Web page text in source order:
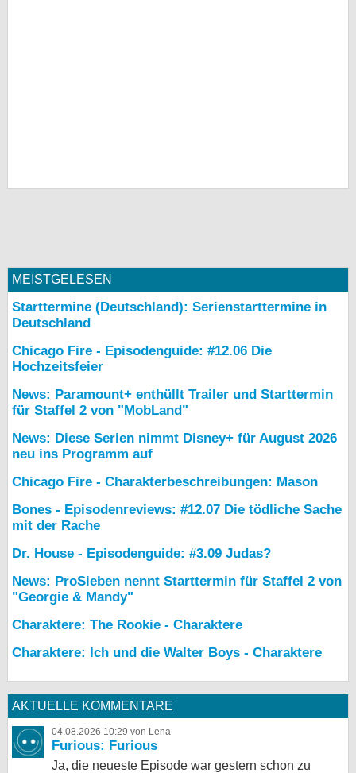
MEISTGELESEN
Starttermine (Deutschland): Serienstarttermine in
Deutschland
Chicago Fire - Episodenguide: #12.06 Die
Hochzeitsfeier
News: Paramount+ enthüllt Trailer und Starttermin
für Staffel 2 von "MobLand"
News: Diese Serien nimmt Disney+ für August 2026
neu ins Programm auf
Chicago Fire - Charakterbeschreibungen: Mason
Bones - Episodenreviews: #12.07 Die tödliche Sache
mit der Rache
Dr. House - Episodenguide: #3.09 Judas?
News: ProSieben nennt Starttermin für Staffel 2 von
"Georgie & Mandy"
Charaktere: The Rookie - Charaktere
Charaktere: Ich und die Walter Boys - Charaktere
AKTUELLE KOMMENTARE
04.08.2026 10:29 von Lena
Furious: Furious
Ja, die neueste Episode war gestern schon zu